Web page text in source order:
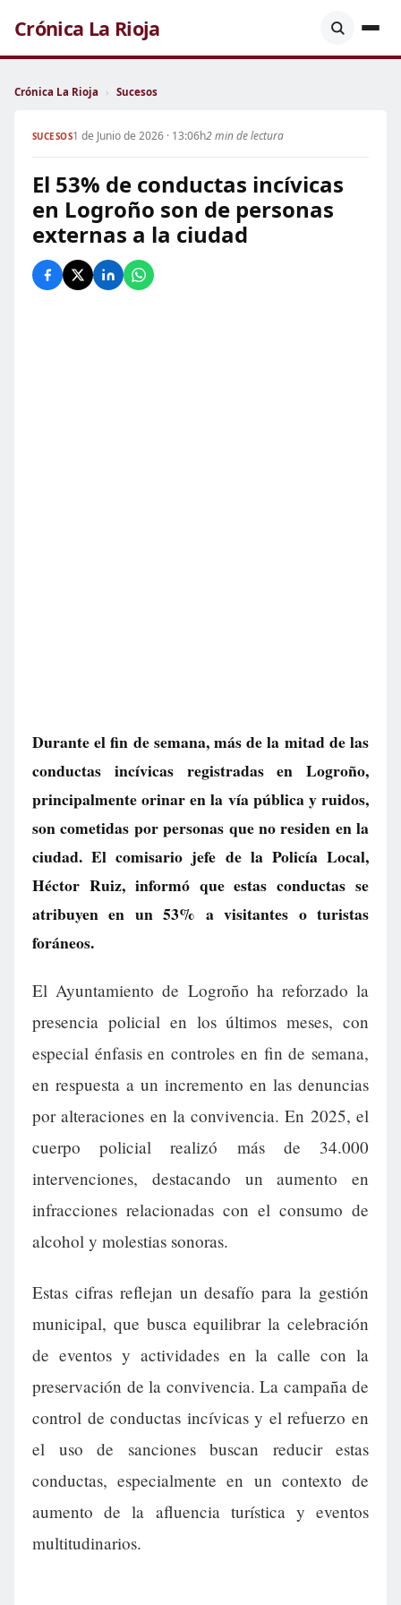
Crónica La Rioja
Crónica La Rioja › Sucesos
SUCESOS1 de Junio de 2026 · 13:06h2 min de lectura
El 53% de conductas incívicas
en Logroño son de personas
externas a la ciudad
Durante el fin de semana, más de la mitad de las
conductas incívicas registradas en Logroño,
principalmente orinar en la vía pública y ruidos,
son cometidas por personas que no residen en la
ciudad. El comisario jefe de la Policía Local,
Héctor Ruiz, informó que estas conductas se
atribuyen en un 53% a visitantes o turistas
foráneos.
El Ayuntamiento de Logroño ha reforzado la
presencia policial en los últimos meses, con
especial énfasis en controles en fin de semana,
en respuesta a un incremento en las denuncias
por alteraciones en la convivencia. En 2025, el
cuerpo policial realizó más de 34.000
intervenciones, destacando un aumento en
infracciones relacionadas con el consumo de
alcohol y molestias sonoras.
Estas cifras reflejan un desafío para la gestión
municipal, que busca equilibrar la celebración
de eventos y actividades en la calle con la
preservación de la convivencia. La campaña de
control de conductas incívicas y el refuerzo en
el uso de sanciones buscan reducir estas
conductas, especialmente en un contexto de
aumento de la afluencia turística y eventos
multitudinarios.